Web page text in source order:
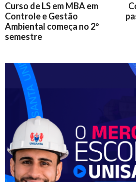
Curso de LS em MBA em
Controle e Gestão
Ambiental começa no 2º
semestre